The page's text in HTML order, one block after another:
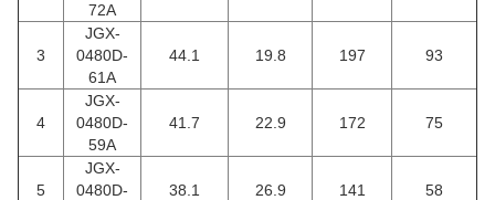
72A
3
JGX-
0480D-
61A
44.1 19.8 197 93
4
JGX-
0480D-
59A
41.7 22.9 172 75
5
JGX-
0480D-
38.1 26.9 141 58